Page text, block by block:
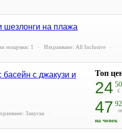
шезлонги на плажа
нощувки: 1
Изхранване: All Inclusive
Топ
24 50
€
47 92
лв
на човек
с джакузи и
Закуска